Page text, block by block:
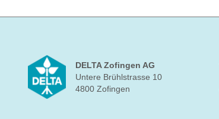
DELTA Zofingen AG
Untere Brühlstrasse 10
4800 Zofingen